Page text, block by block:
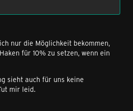
nur die Möglichkeit bekommen,
für 10% zu setzen, wenn ein
sieht auch für uns keine
mir leid.